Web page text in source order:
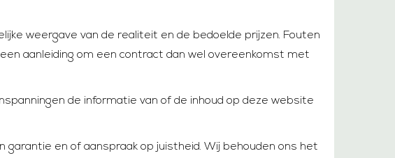
weergave van de realiteit en de bedoelde prijzen. Fouten
aanleiding om een contract dan wel overeenkomst met
de informatie van of de inhoud op deze website
en of aanspraak op juistheid. Wij behouden ons het